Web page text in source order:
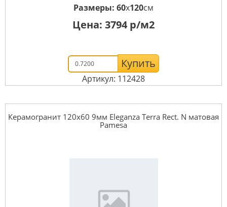
Размеры: 60x120см
Цена: 3794 р/м2
Купить
Артикул: 112428
Керамогранит 120x60 9мм Eleganza Terra Rect. N матовая
Pamesa